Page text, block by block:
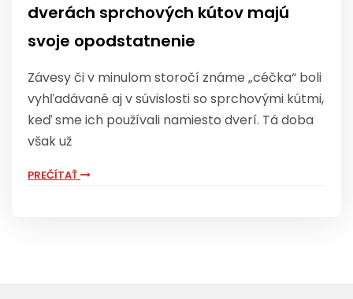
dverách sprchových kútov majú
svoje opodstatnenie
Závesy či v minulom storočí známe „céčka“ boli
vyhľadávané aj v súvislosti so sprchovými kútmi,
keď sme ich používali namiesto dverí. Tá doba
však už
PREČÍTAŤ